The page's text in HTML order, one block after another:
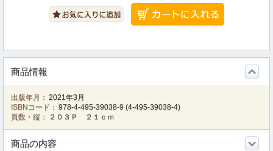
商品情報
出版年月： 2021年3月
ISBNコード： 978-4-495-39038-9 (4-495-39038-4)
頁数・縦：
２０３Ｐ ２１ｃｍ
商品の内容